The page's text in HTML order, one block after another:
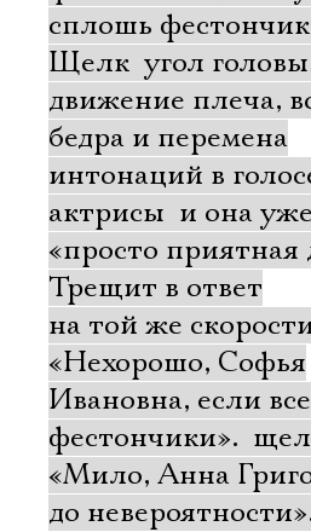
сплошь
Щелк  угол
движение плеча,
бедра и перемена
интонаций в
актрисы  и она
«просто приятная
Трещит в ответ
на той же
«Нехорошо, Софья
Ивановна, если все
фестончики». 
«Мило, Анна
до